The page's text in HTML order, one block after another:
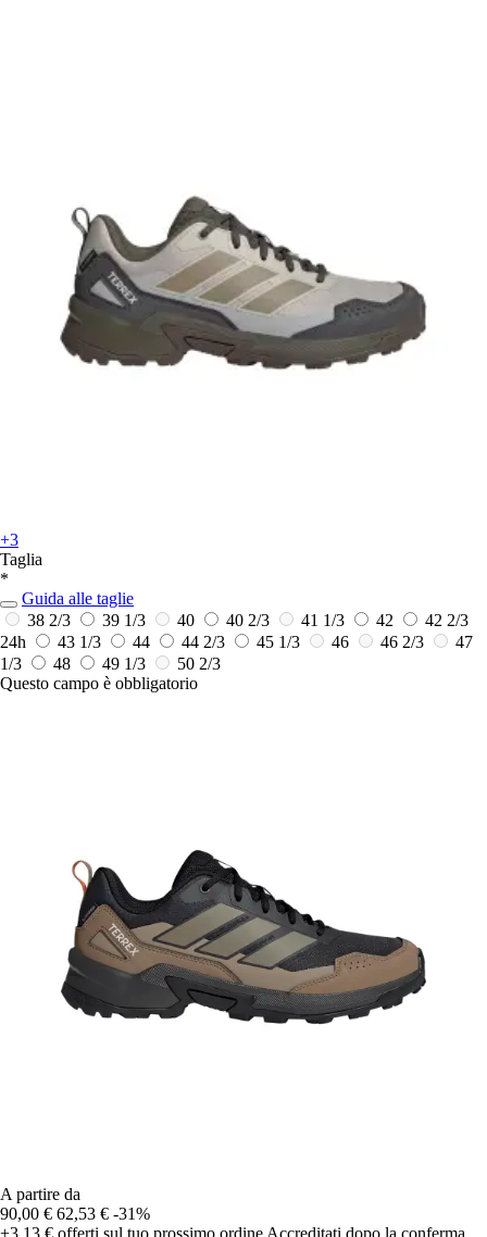
+3
Taglia
*
Guida alle taglie
38 2/3
39 1/3 40 40 2/3 41 1/3 42
42 2/3
24h
43 1/3 44 44 2/3 45 1/3 46 46 2/3
47
1/3
48 49 1/3
50 2/3
Questo campo è obbligatorio
A partire da
90,00 € 62,53 € -31%
+3,13 € offerti sul tuo prossimo ordine Accreditati dopo la conferma